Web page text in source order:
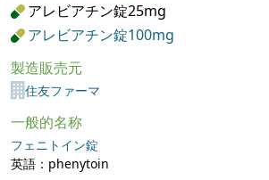
アレビアチン錠25mg
アレビアチン錠100mg
製造販売元
住友ファーマ
一般的名称
フェニトイン錠
英語：phenytoin